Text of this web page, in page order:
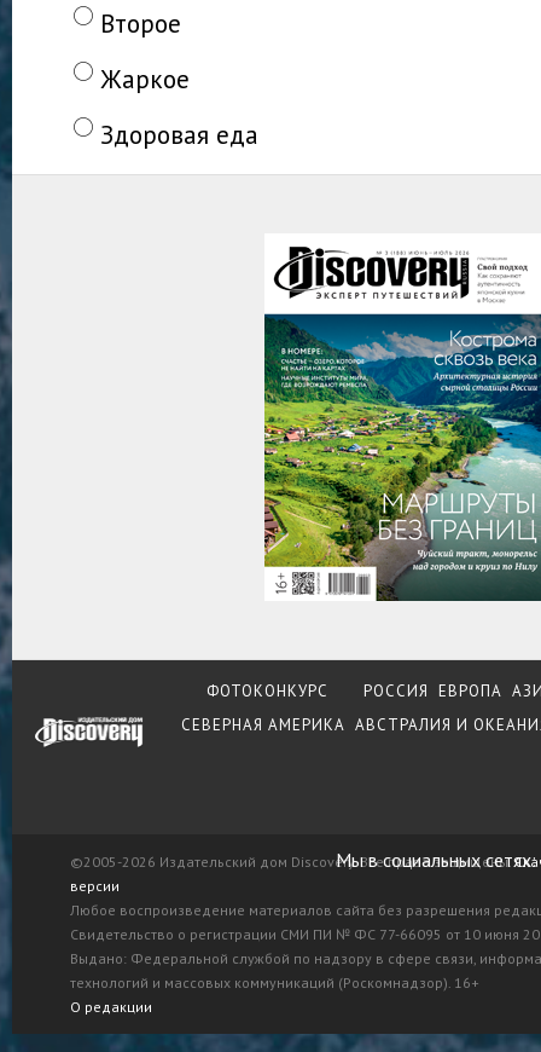
Второе
Жаркое
Здоровая еда
ФОТОКОНКУРС РОССИЯ ЕВРОПА
СЕВЕРНАЯ АМЕРИКА АВСТРАЛИЯ И
©2005-2026 Издательский дом Discovery. Все права защищены.
версии
Любое воспроизведение материалов сайта без разрешения
Свидетельство о регистрации СМИ ПИ № ФС 77-66095 от 10 июня
Выдано: Федеральной службой по надзору в сфере связи,
технологий и массовых коммуникаций (Роскомнадзор). 16+
О редакции
Мы в социальных сетях: